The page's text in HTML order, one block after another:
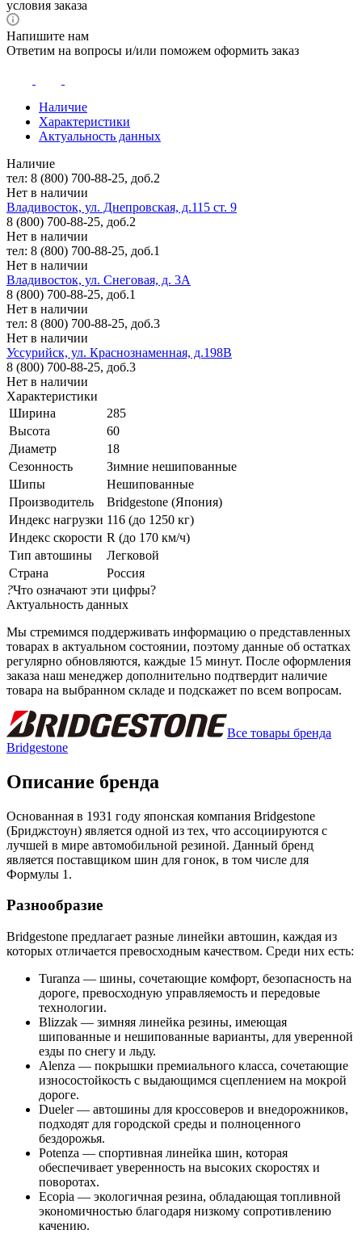
условия заказа
Напишите нам
Ответим на вопросы и/или поможем оформить заказ
Наличие
Характеристики
Актуальность данных
Наличие
тел: 8 (800) 700-88-25, доб.2
Нет в наличии
Владивосток, ул. Днепровская, д.115 ст. 9
8 (800) 700-88-25, доб.2
Нет в наличии
тел: 8 (800) 700-88-25, доб.1
Нет в наличии
Владивосток, ул. Снеговая, д. 3А
8 (800) 700-88-25, доб.1
Нет в наличии
тел: 8 (800) 700-88-25, доб.3
Нет в наличии
Уссурийск, ул. Краснознаменная, д.198В
8 (800) 700-88-25, доб.3
Нет в наличии
Характеристики
Ширина
285
Высота
60
Диаметр
18
Сезонность
Зимние нешипованные
Шипы
Нешипованные
Производитель
Bridgestone (Япония)
Индекс нагрузки 116 (до 1250 кг)
Индекс скорости R (до 170 км/ч)
Тип автошины
Легковой
Страна
Россия
?Что означают эти цифры?
Актуальность данных
Мы стремимся поддерживать информацию о представленных
товарах в актуальном состоянии, поэтому данные об остатках
регулярно обновляются, каждые 15 минут. После оформления
заказа наш менеджер дополнительно подтвердит наличие
товара на выбранном складе и подскажет по всем вопросам.
Все товары бренда
Bridgestone
Описание бренда
Основанная в 1931 году японская компания Bridgestone
(Бриджстоун) является одной из тех, что ассоциируются с
лучшей в мире автомобильной резиной. Данный бренд
является поставщиком шин для гонок, в том числе для
Формулы 1.
Разнообразие
Bridgestone предлагает разные линейки автошин, каждая из
которых отличается превосходным качеством. Среди них есть:
Turanza — шины, сочетающие комфорт, безопасность на
дороге, превосходную управляемость и передовые
технологии.
Blizzak — зимняя линейка резины, имеющая
шипованные и нешипованные варианты, для уверенной
езды по снегу и льду.
Alenza — покрышки премиального класса, сочетающие
износостойкость с выдающимся сцеплением на мокрой
дороге.
Dueler — автошины для кроссоверов и внедорожников,
подходят для городской среды и полноценного
бездорожья.
Potenza — спортивная линейка шин, которая
обеспечивает уверенность на высоких скоростях и
поворотах.
Ecopia — экологичная резина, обладающая топливной
экономичностью благодаря низкому сопротивлению
качению.